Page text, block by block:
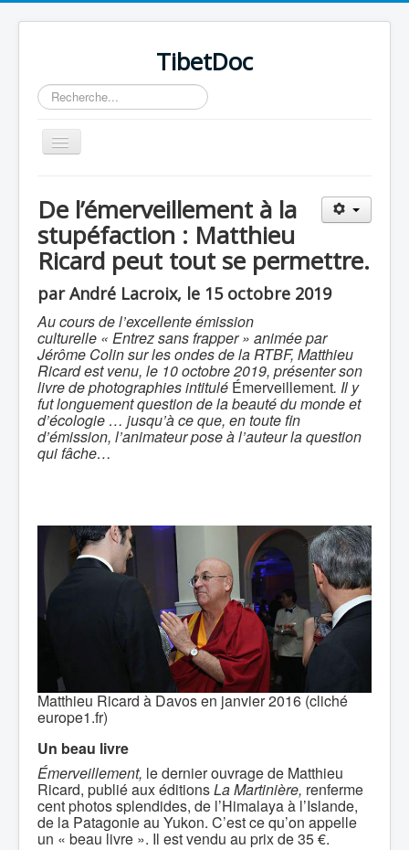
TibetDoc
Rechercher
Basculer
la
≡
De l’émerveillement à la
stupéfaction : Matthieu
Ricard peut tout se permettre.
par André Lacroix, le 15 octobre 2019
Au cours de l’excellente émission
culturelle « Entrez sans frapper » animée par
Jérôme Colin sur les ondes de la RTBF, Matthieu
Ricard est venu, le 10 octobre 2019, présenter son
livre de photographies intitulé Émerveillement. Il y
fut longuement question de la beauté du monde et
d’écologie … jusqu’à ce que, en toute fin
d’émission, l’animateur pose à l’auteur la question
qui fâche…
Matthieu Ricard à Davos en janvier 2016 (cliché
europe1.fr)
Un beau livre
Émerveillement, le dernier ouvrage de Matthieu
Ricard, publié aux éditionsLa Martinière, renferme
cent photos splendides, de l’Himalaya à l’Islande,
de la Patagonie au Yukon. C’est ce qu’on appelle
un « beau livre ». Il est vendu au prix de 35 €.